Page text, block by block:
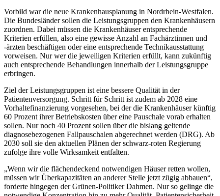
Vorbild war die neue Krankenhausplanung in Nordrhein-Westfalen.
Die Bundesländer sollen die Leistungsgruppen den Krankenhäusern
zuordnen. Dabei müssen die Krankenhäuser entsprechende
Kriterien erfüllen, also eine gewisse Anzahl an Fachärztinnen und
-ärzten beschäftigen oder eine entsprechende Technikausstattung
vorweisen. Nur wer die jeweiligen Kriterien erfüllt, kann zukünftig
auch entsprechende Behandlungen innerhalb der Leistungsgruppe
erbringen.
Ziel der Leistungsgruppen ist eine bessere Qualität in der
Patientenversorgung. Schritt für Schritt ist zudem ab 2028 eine
Vorhaltefinanzierung vorgesehen, bei der die Krankenhäuser künftig
60 Prozent ihrer Betriebskosten über eine Pauschale vorab erhalten
sollen. Nur noch 40 Prozent sollen über die bislang geltende
diagnosebezogenen Fallpauschalen abgerechnet werden (DRG). Ab
2030 soll sie den aktuellen Plänen der schwarz-roten Regierung
zufolge ihre volle Wirksamkeit entfalten.
„Wenn wir die flächendeckend notwendigen Häuser retten wollen,
müssen wir Überkapazitäten an anderer Stelle jetzt zügig abbauen“,
forderte hingegen der Grünen-Politiker Dahmen. Nur so gelinge die